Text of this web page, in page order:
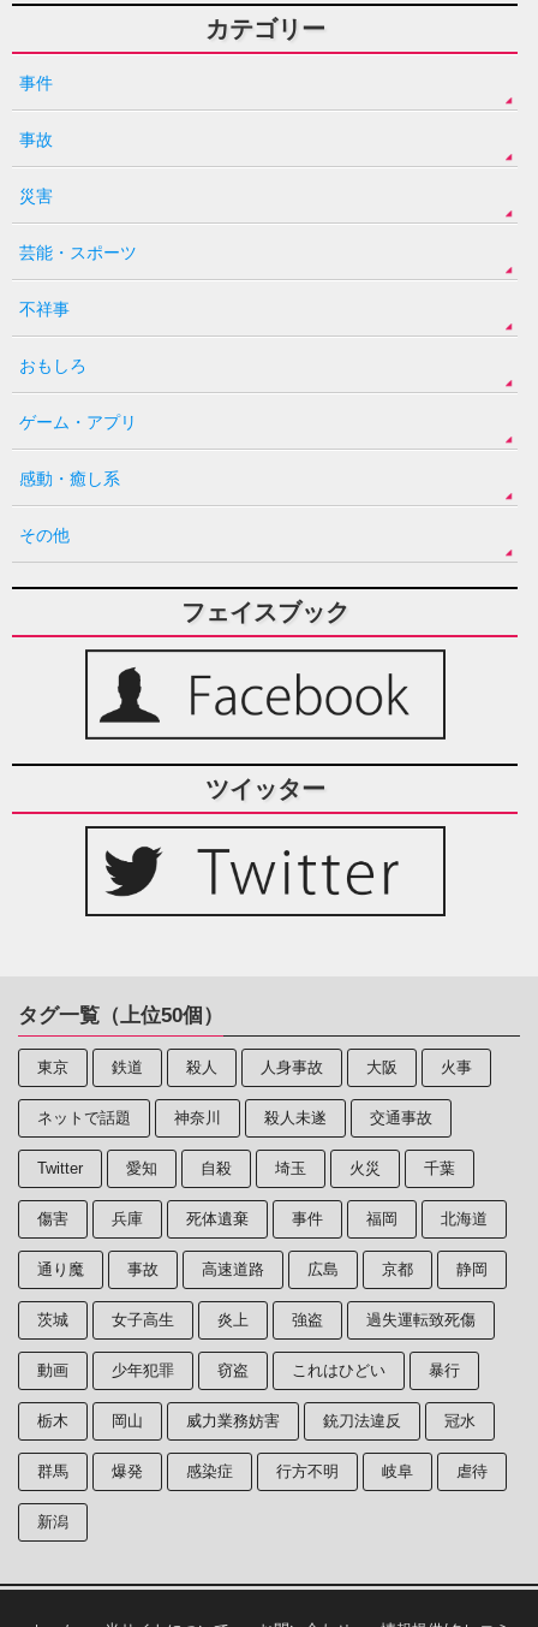
カテゴリー
事件
事故
災害
芸能・スポーツ
不祥事
おもしろ
ゲーム・アプリ
感動・癒し系
その他
フェイスブック
ツイッター
タグ一覧（上位50個）
東京 鉄道 殺人 人身事故 大阪 火事
ネットで話題 神奈川 殺人未遂 交通事故
Twitter 愛知 自殺 埼玉 火災 千葉
傷害 兵庫 死体遺棄 事件 福岡 北海道
通り魔 事故 高速道路 広島 京都 静岡
茨城 女子高生 炎上 強盗 過失運転致死傷
動画 少年犯罪 窃盗 これはひどい 暴行
栃木 岡山 威力業務妨害 銃刀法違反 冠水
群馬 爆発 感染症 行方不明 岐阜 虐待
新潟